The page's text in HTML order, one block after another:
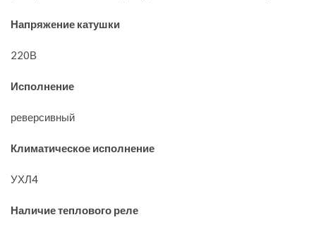
Напряжение катушки
220В
Исполнение
реверсивный
Климатическое исполнение
УХЛ4
Наличие теплового реле